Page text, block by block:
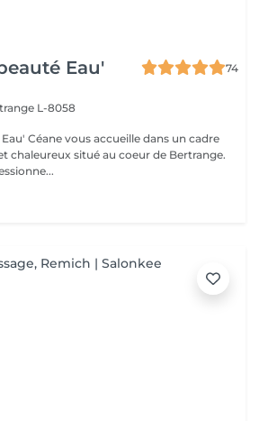
Eau'
74
L-8058
Céane vous accueille dans un cadre
chaleureux situé au coeur de Bertrange.